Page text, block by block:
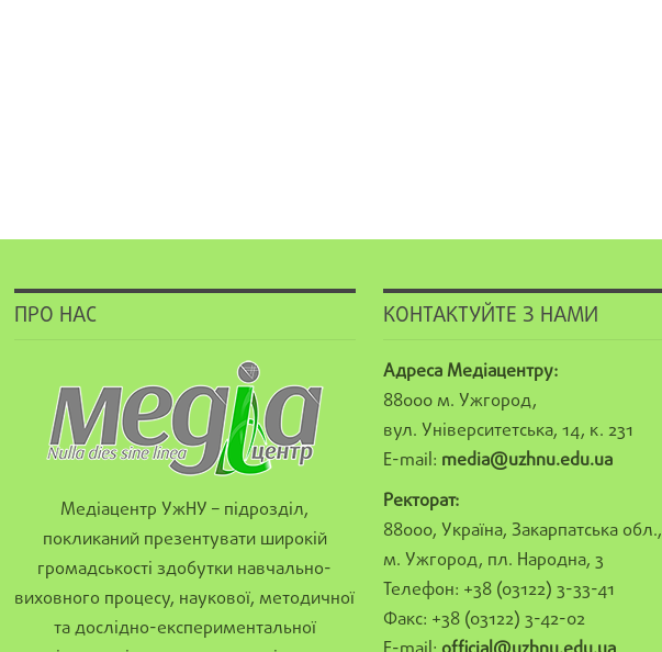
ПРО НАС
Медіацентр УжНУ – підрозділ,
покликаний презентувати широкій
громадськості здобутки навчально-
виховного процесу, наукової, методичної
та дослідно-експериментальної
КОНТАКТУЙТЕ З НАМИ
Адреса Медіацентру:
88000 м. Ужгород,
вул. Університетська, 14, к. 231
E-mail: media@uzhnu.edu.ua
Ректорат:
88000, Україна, Закарпатська обл.,
м. Ужгород, пл. Народна, 3
Телефон: +38 (03122) 3-33-41
Факс: +38 (03122) 3-42-02